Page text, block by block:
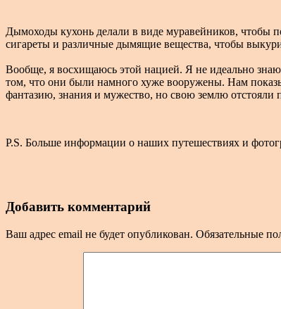
Дымоходы кухонь делали в виде муравейников, чтобы
сигареты и различные дымящие вещества, чтобы
Вообще, я восхищаюсь этой нацией. Я не идеально
том, что они были намного хуже вооружены. Нам
фантазию, знания и мужество, но свою землю
P.S. Больше информации о наших путешествиях и
Добавить комментарий
Ваш адрес email не будет опубликован. Обязательные